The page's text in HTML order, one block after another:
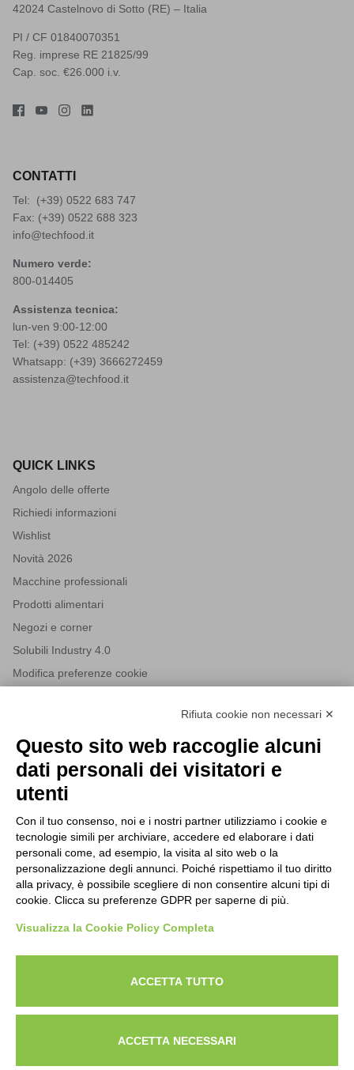
42024 Castelnovo di Sotto (RE) – Italia
PI / CF 01840070351
Reg. imprese RE 21825/99
Cap. soc. €26.000 i.v.
CONTATTI
Tel: (+39) 0522 683 747
Fax: (+39) 0522 688 323
info@techfood.it
Numero verde:
800-014405
Assistenza tecnica:
lun-ven 9:00-12:00
Tel: (+39) 0522 485242
Whatsapp: (+39) 3666272459
assistenza@techfood.it
QUICK LINKS
Angolo delle offerte
Richiedi informazioni
Wishlist
Novità 2026
Macchine professionali
Prodotti alimentari
Negozi e corner
Solubili Industry 4.0
Modifica preferenze cookie
NEWSLETTER
Iscriviti alla nostra newsletter per rimanere sempre aggiornato
sulle novità del mondo HORECA e per ricevere offerte esclusive.
Acconsento al trattamento dei dati personali come specificato
nella nostra privacy policy.
Registrati
Cerca nel sito Lavora con noi Privacy Policy
ISCRIVITI ALLA NEWSLETTER
Tutti i nuovi prodotti in anteprima e offerte esclusive.
Acconsento al trattamento dei dati personali come
Iscriviti
Rifiuta cookie non necessari ✕
Questo sito web raccoglie alcuni
dati personali dei visitatori e
utenti
Con il tuo consenso, noi e i nostri partner utilizziamo i cookie e
tecnologie simili per archiviare, accedere ed elaborare i dati
personali come, ad esempio, la visita al sito web o la
personalizzazione degli annunci. Poiché rispettiamo il tuo diritto
alla privacy, è possibile scegliere di non consentire alcuni tipi di
cookie. Clicca su preferenze GDPR per saperne di più.
Visualizza la Cookie Policy Completa
ACCETTA TUTTO
ACCETTA NECESSARI